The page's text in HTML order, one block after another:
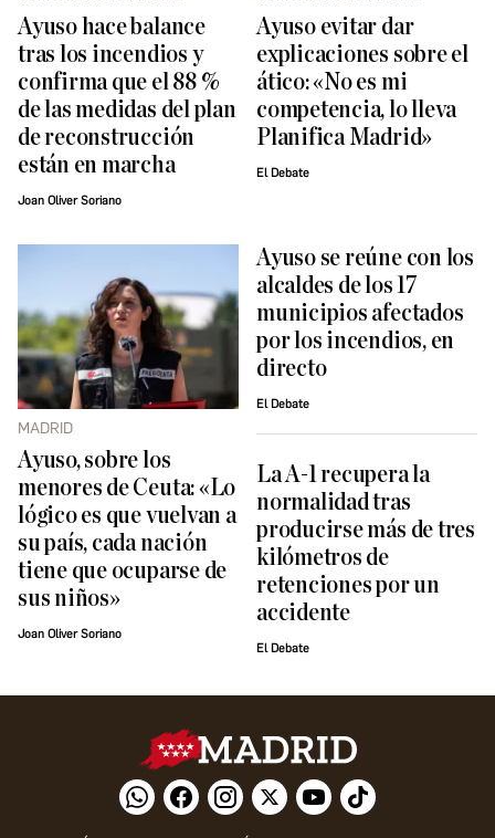
Ayuso hace balance
tras los incendios y
confirma que el 88 %
de las medidas del plan
de reconstrucción
están en marcha
Joan Oliver Soriano
Ayuso evitar dar
explicaciones sobre el
ático: «No es mi
competencia, lo lleva
Planifica Madrid»
El Debate
MADRID
Ayuso, sobre los
menores de Ceuta: «Lo
lógico es que vuelvan a
su país, cada nación
tiene que ocuparse de
sus niños»
Joan Oliver Soriano
Ayuso se reúne con los
alcaldes de los 17
municipios afectados
por los incendios, en
directo
El Debate
La A-1 recupera la
normalidad tras
producirse más de tres
kilómetros de
retenciones por un
accidente
El Debate